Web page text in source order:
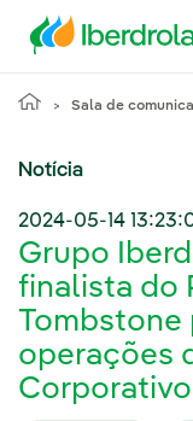
Sala de
Notícia
2024-05-14
Grupo
finalista do
Tombstone
operações